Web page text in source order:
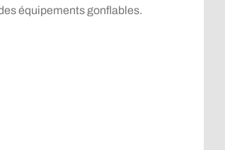
équipements gonflables.